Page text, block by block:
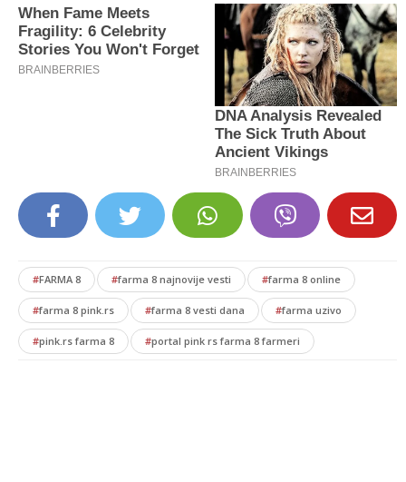
#FARMA 8 #farma 8 najnovije vesti #farma 8 online
#farma 8 pink.rs #farma 8 vesti dana #farma uzivo
#pink.rs farma 8 #portal pink rs farma 8 farmeri